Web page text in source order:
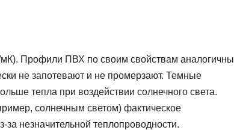
Профили ПВХ по своим свойствам аналогичны
не запотевают и не промерзают. Темные
тепла при воздействии солнечного света.
солнечным светом) фактическое
незначительной теплопроводности.